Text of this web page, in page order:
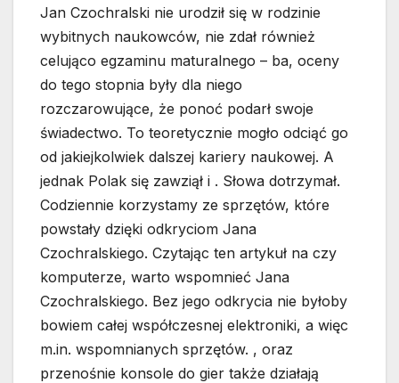
Jan Czochralski nie urodził się w rodzinie
wybitnych naukowców, nie zdał również
celująco egzaminu maturalnego – ba, oceny
do tego stopnia były dla niego
rozczarowujące, że ponoć podarł swoje
świadectwo. To teoretycznie mogło odciąć go
od jakiejkolwiek dalszej kariery naukowej. A
jednak Polak się zawziął i . Słowa dotrzymał.
Codziennie korzystamy ze sprzętów, które
powstały dzięki odkryciom Jana
Czochralskiego. Czytając ten artykuł na czy
komputerze, warto wspomnieć Jana
Czochralskiego. Bez jego odkrycia nie byłoby
bowiem całej współczesnej elektroniki, a więc
m.in. wspomnianych sprzętów. , oraz
przenośnie konsole do gier także działają